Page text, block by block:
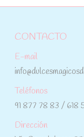
CONTACTO
E-mail
Teléfonos
91 877 78 83 / 618
Dirección